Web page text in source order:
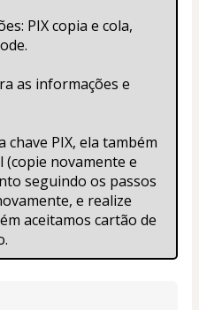
PIX copia e cola,
as informações e
PIX, ela também
(copie novamente e
seguindo os passos
e realize
aceitamos cartão de